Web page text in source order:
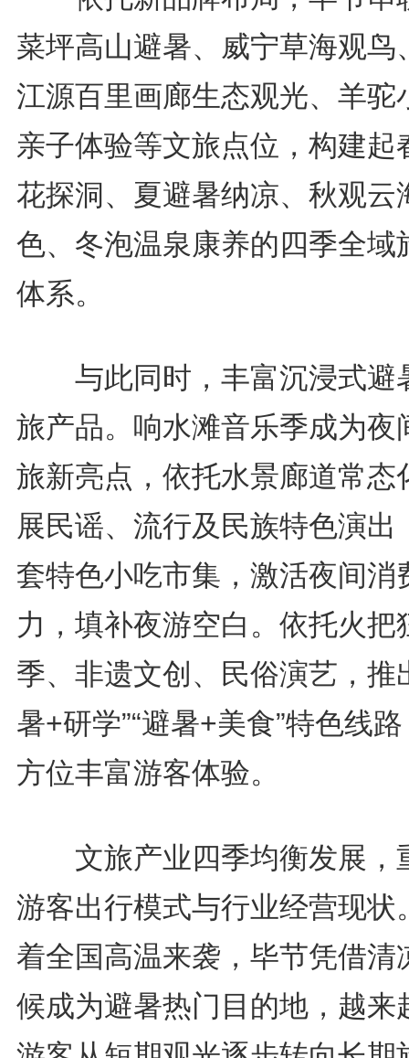
菜坪高山避暑、威宁草海观鸟
江源百里画廊生态观光、羊驼
亲子体验等文旅点位，构建起
花探洞、夏避暑纳凉、秋观云
色、冬泡温泉康养的四季全域
体系。
与此同时，丰富沉浸式避
旅产品。响水滩音乐季成为夜
旅新亮点，依托水景廊道常态
展民谣、流行及民族特色演出
套特色小吃市集，激活夜间消
力，填补夜游空白。依托火把
季、非遗文创、民俗演艺，推
暑+研学”“避暑+美食”特色线
方位丰富游客体验。
文旅产业四季均衡发展，
游客出行模式与行业经营现状
着全国高温来袭，毕节凭借清
候成为避暑热门目的地，越来